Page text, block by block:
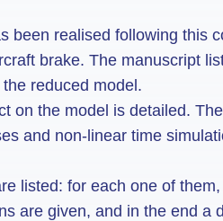
been realised following this
brake. The manuscript
reduced model.
on the model is detailed.
and non-linear time
listed: for each one of
are given, and in the end a